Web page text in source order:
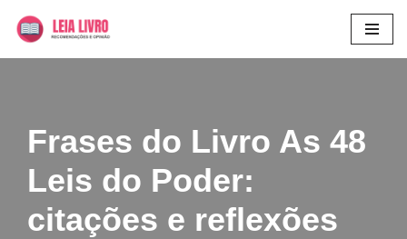
Frases do Livro As 48
Leis do Poder:
citações e reflexões